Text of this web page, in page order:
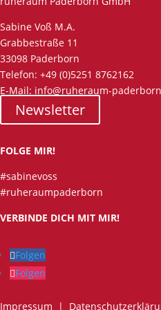
Sabine Voß M.A.
Grabbestraße 11
33098 Paderborn
Telefon: +49 (0)5251 8762162
E-Mail: info@ruheraum-
Newsletter
FOLGE MIR!
#sabinevoss
#ruheraumpaderborn
VERBINDE DICH MIT MIR!
Folgen
Folgen
Impressum |